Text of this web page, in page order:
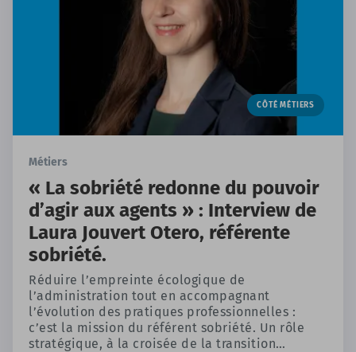
CÔTÉ MÉTIERS
Métiers
« La sobriété redonne du pouvoir
d’agir aux agents » : Interview de
Laura Jouvert Otero, référente
sobriété.
Réduire l’empreinte écologique de
l’administration tout en accompagnant
l’évolution des pratiques professionnelles :
c’est la mission du référent sobriété. Un rôle
stratégique, à la croisée de la transition